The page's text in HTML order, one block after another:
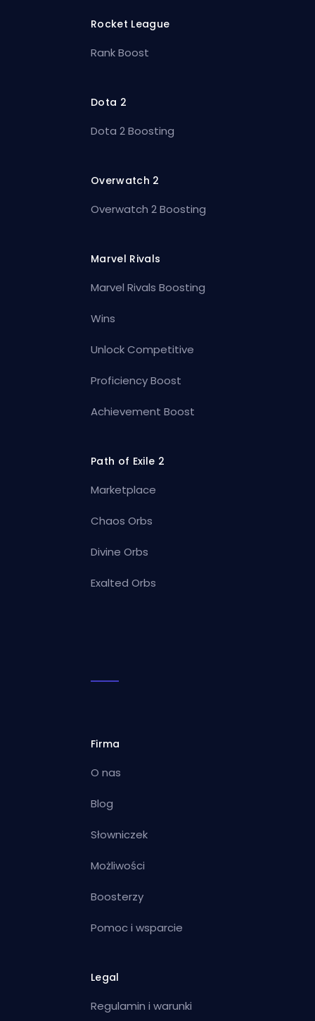
Rocket League
Rank Boost
Dota 2
Dota 2 Boosting
Overwatch 2
Overwatch 2 Boosting
Marvel Rivals
Marvel Rivals Boosting
Wins
Unlock Competitive
Proficiency Boost
Achievement Boost
Path of Exile 2
Marketplace
Chaos Orbs
Divine Orbs
Exalted Orbs
Firma
O nas
Blog
Słowniczek
Możliwości
Boosterzy
Pomoc i wsparcie
Legal
Regulamin i warunki